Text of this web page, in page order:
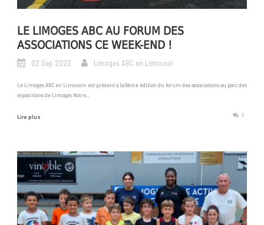
LE LIMOGES ABC AU FORUM DES
ASSOCIATIONS CE WEEK-END !
02 Sep 2023 Limoges ABC en Limousin
Le Limoges ABC en Limousin est présent à la 9ème édition du forum des associations au parc des
expositions de Limoges Notre...
Lire plus 0